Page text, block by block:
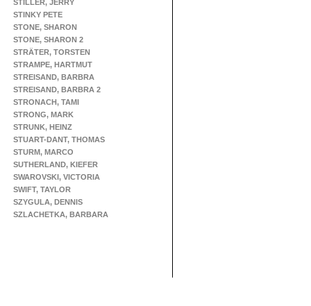
STILLER, JERRY
STINKY PETE
STONE, SHARON
STONE, SHARON 2
STRÄTER, TORSTEN
STRAMPE, HARTMUT
STREISAND, BARBRA
STREISAND, BARBRA 2
STRONACH, TAMI
STRONG, MARK
STRUNK, HEINZ
STUART-DANT, THOMAS
STURM, MARCO
SUTHERLAND, KIEFER
SWAROVSKI, VICTORIA
SWIFT, TAYLOR
SZYGULA, DENNIS
SZLACHETKA, BARBARA